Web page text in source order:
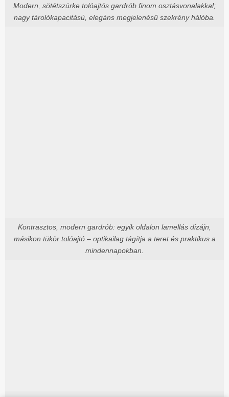
Modern, sötétszürke tolóajtós gardrób finom osztásvonalakkal;
nagy tárolókapacitású, elegáns megjelenésű szekrény hálóba.
Kontrasztos, modern gardrób: egyik oldalon lamellás dizájn,
másikon tükör tolóajtó – optikailag tágítja a teret és praktikus a
mindennapokban.